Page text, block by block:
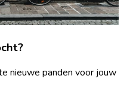
nieuwe panden voor jouw